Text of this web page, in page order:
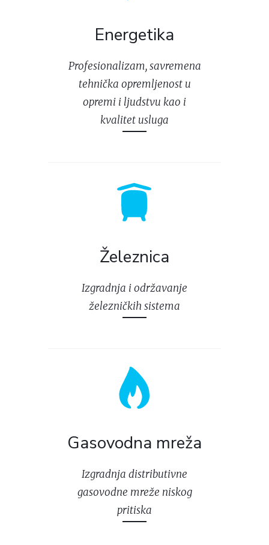
Energetika
Profesionalizam, savremena
tehnička opremljenost u
opremi i ljudstvu kao i
kvalitet usluga
Železnica
Izgradnja i održavanje
železničkih sistema
Gasovodna mreža
Izgradnja distributivne
gasovodne mreže niskog
pritiska